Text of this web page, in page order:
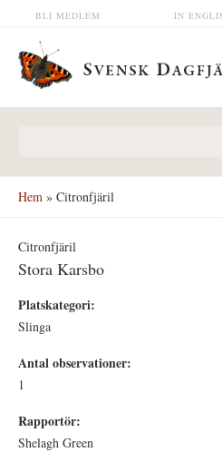
Hoppa till huvudinnehåll IN
BLI MEDLEM
Hem » Citronfjäril
Citronfjäril
Stora Karsbo
Platskategori:
Slinga
Antal observationer:
1
Rapportör:
Shelagh Green